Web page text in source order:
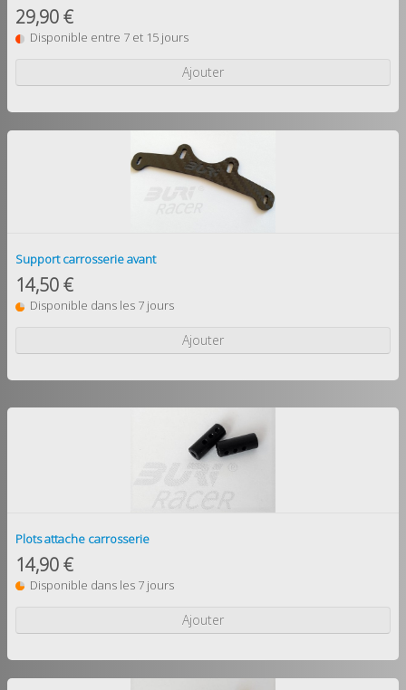
29,90 €
Disponible entre 7 et 15 jours
Ajouter
Support carrosserie avant
14,50 €
Disponible dans les 7 jours
Ajouter
Plots attache carrosserie
14,90 €
Disponible dans les 7 jours
Ajouter